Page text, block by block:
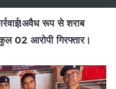
रूप से शराब
02 आरोपी गिरफ्तार।